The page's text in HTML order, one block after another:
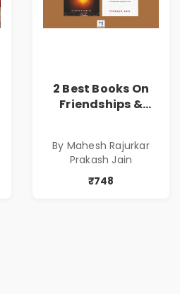
2 Best Books On
Friendships &
of Power, Love &
Greed | Simplest
Way to Grow Your
By Mahesh Rajurkar
Prakash Jain
₹748